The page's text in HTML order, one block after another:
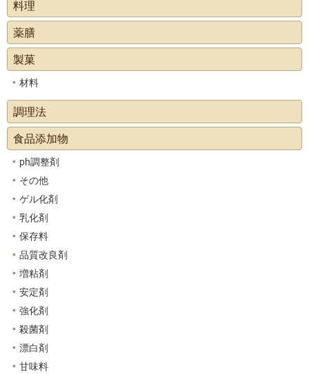
料理
薬膳
製菓
材料
調理法
食品添加物
ph調整剤
その他
ゲル化剤
乳化剤
保存料
品質改良剤
増粘剤
安定剤
強化剤
殺菌剤
漂白剤
甘味料